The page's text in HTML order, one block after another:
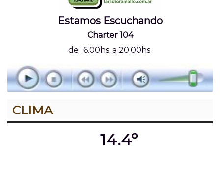
Estamos Escuchando
Charter 104
de 16.00hs. a 20.00hs.
CLIMA
14.4º